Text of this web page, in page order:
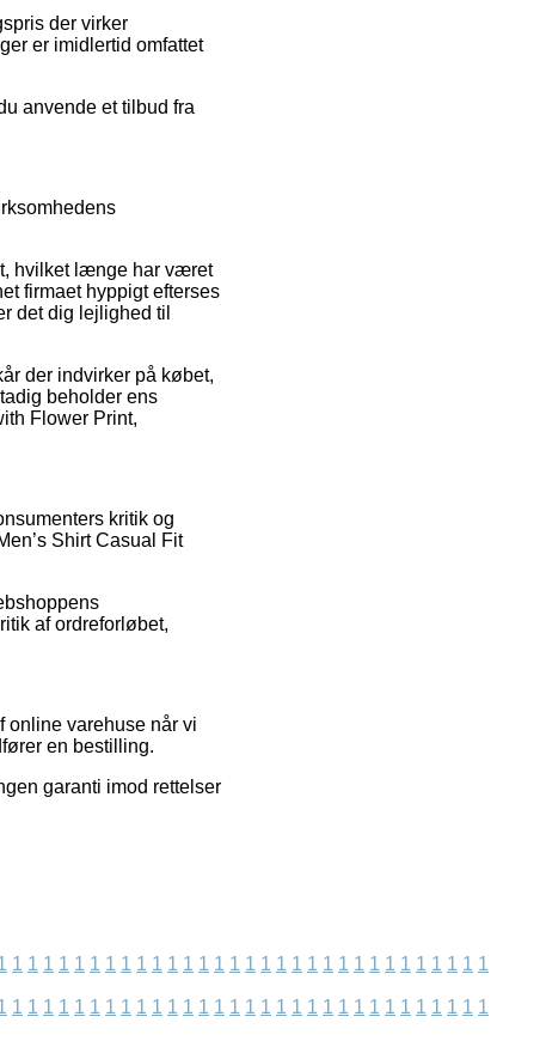
der virker
er imidlertid omfattet
anvende et tilbud fra
hvilket længe har været
firmaet hyppigt efterses
det dig lejlighed til
der indvirker på købet,
beholder ens
Flower Print,
kritik og
Shirt Casual Fit
af ordreforløbet,
online varehuse når vi
en bestilling.
garanti imod rettelser
1 1 1 1 1 1 1 1 1 1 1 1 1 1 1 1 1 1 1 1 1 1 1 1 1 1 1 1 1 1 1
1 1 1 1 1 1 1 1 1 1 1 1 1 1 1 1 1 1 1 1 1 1 1 1 1 1 1 1 1 1 1